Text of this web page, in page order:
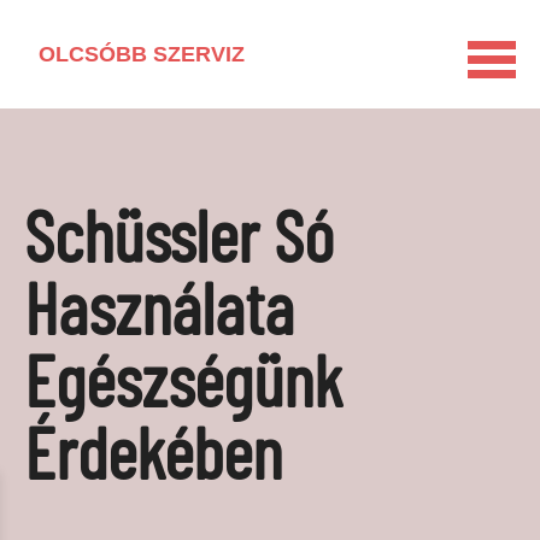
OLCSÓBB SZERVIZ
LAKÁSFELÚJÍTÁS
VEGYSZERMENTES HÁZTARTÁS
BARKÁCSOLÁS
KAPCSOLAT
MÉDIAAJÁNLAT
Schüssler Só
Használata
Egészségünk
Érdekében